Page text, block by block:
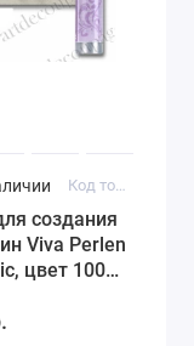
Код товара: 116210001
создания
Viva Perlen
цвет 100